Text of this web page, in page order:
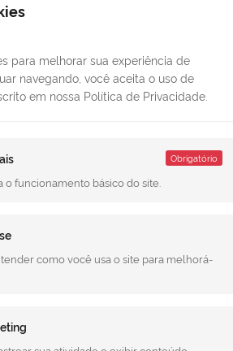
1.4 28-02-2025 - G.F.A
para melhorar sua experiência de
navegando, você aceita o uso de
em nossa Política de Privacidade.
Obrigatório
o funcionamento básico do site.
como você usa o site para melhorá-